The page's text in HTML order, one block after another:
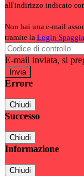
all'indirizzo indicato
Non hai una e-mail
tramite la Login
E-mail inviata, si
Errore
Chiudi
Successo
Chiudi
Informazione
Chiudi